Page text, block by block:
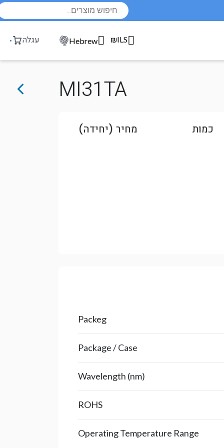
עגלה Hebrew ₪ILS
MI31TA
כמות מחיר (יחידה)
Packeg
Package / Case
Wavelength (nm)
ROHS
Operating Temperature Range